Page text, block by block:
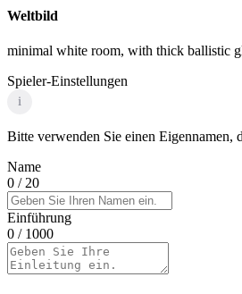
Weltbild
minimal white room, with thick ballistic
Spieler-Einstellungen
i
Bitte verwenden Sie einen Eigennamen,
Name
0 / 20
Einführung
0 / 1000